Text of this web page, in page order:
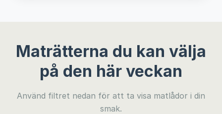
Maträtterna du kan välja
på den här veckan
Använd filtret nedan för att ta visa matlådor i din
smak.